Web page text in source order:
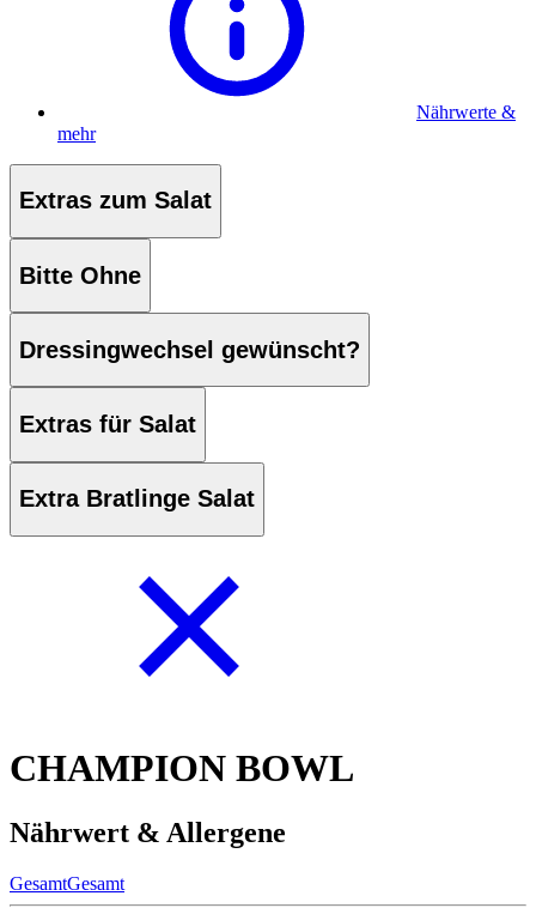
Nährwerte &
mehr
Extras zum Salat
Bitte Ohne
Dressingwechsel gewünscht?
Extras für Salat
Extra Bratlinge Salat
CHAMPION BOWL
Nährwert & Allergene
GesamtGesamt